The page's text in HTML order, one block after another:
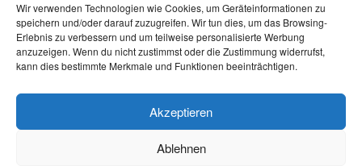
Wir verwenden Technologien wie Cookies, um Geräteinformationen zu
speichern und/oder darauf zuzugreifen. Wir tun dies, um das Browsing-
Erlebnis zu verbessern und um teilweise personalisierte Werbung
anzuzeigen. Wenn du nicht zustimmst oder die Zustimmung widerrufst,
kann dies bestimmte Merkmale und Funktionen beeinträchtigen.
Akzeptieren
Ablehnen